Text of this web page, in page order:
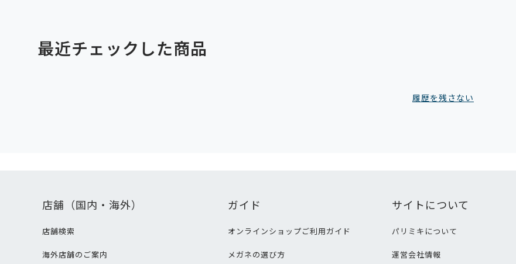
最近チェックした商品
履歴を残さない
店舗（国内・海外）
店舗検索
海外店舗のご案内
ガイド
オンラインショップご利用ガイド
メガネの選び方
サイトについて
パリミキについて
運営会社情報